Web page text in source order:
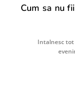
Cum sa nu
Intalnesc tot